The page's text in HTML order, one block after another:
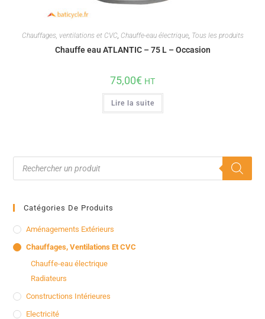
Chauffages, ventilations et CVC, Chauffe-eau électrique, Tous les produits
Chauffe eau ATLANTIC – 75 L – Occasion
75,00€ HT
Lire la suite
Catégories De Produits
Aménagements Extérieurs
Chauffages, Ventilations Et CVC
Chauffe-eau électrique
Radiateurs
Constructions Intérieures
Electricité